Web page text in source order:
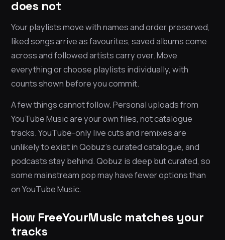
does not
Your playlists move with names and order preserved,
liked songs arrive as favourites, saved albums come
across and followed artists carry over. Move
everything or choose playlists individually, with
counts shown before you commit.
A few things cannot follow. Personal uploads from
YouTube Music are your own files, not catalogue
tracks. YouTube-only live cuts and remixes are
unlikely to exist in Qobuz’s curated catalogue, and
podcasts stay behind. Qobuz is deep but curated, so
some mainstream pop may have fewer options than
on YouTube Music.
How FreeYourMusic matches your
tracks